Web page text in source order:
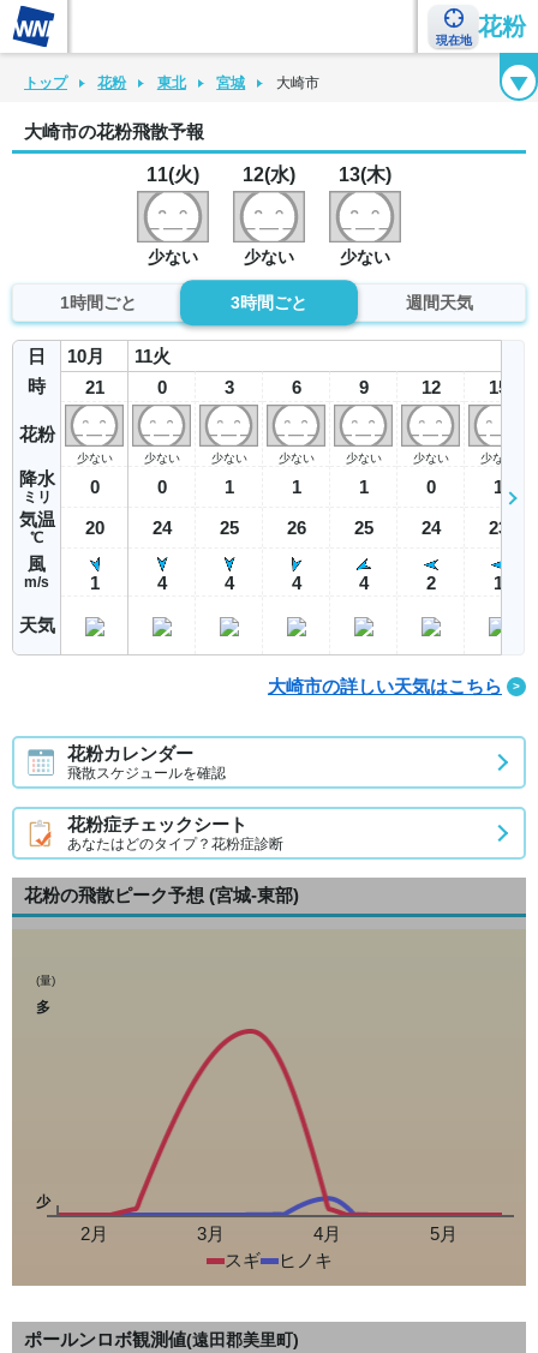
現在地
花粉
花粉カレンダー 花粉図鑑 花粉症チェックシート 花粉症ハンドブック
トップ 花粉 東北 宮城 大崎市
大崎市の花粉飛散予報
11(火)
少ない
12(水)
少ない
13(木)
少ない
1時間ごと 3時間ごと 週間天気
日
時
花粉
降水
ミリ
気温
℃
風
m/s
天気
10月
21
少ない
0
20
1
11火
0
少ない
0
24
4
3
少ない
1
25
4
6
少ない
1
26
4
9
少ない
1
25
4
12
少ない
0
24
2
15
少ない
1
23
1
大崎市の詳しい天気はこちら
花粉カレンダー
飛散スケジュールを確認
花粉症チェックシート
あなたはどのタイプ？花粉症診断
花粉の飛散ピーク予想 (宮城-東部)
(量)
多
少
2月 3月 4月
5月
スギ
ヒノキ
ポールンロボ観測値(遠田郡美里町)